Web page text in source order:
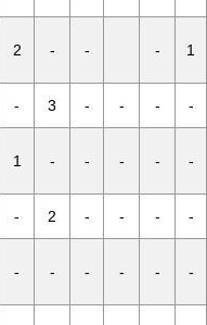
2 - - - 1
- 3 - - - -
1 - - - - -
- 2 - - - -
- - - - - -